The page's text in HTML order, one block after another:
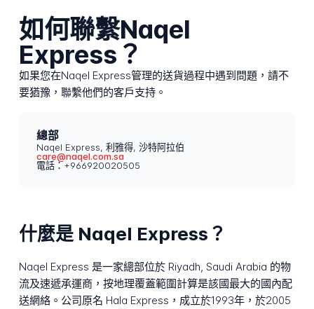
如何聯繫Naqel
Express？
如果您在Naqel Express管理的送貨過程中遇到問題，請不
要猶豫，聯繫他們的客戶支持。
總部
Naqel Express, 利雅得, 沙特阿拉伯
care@naqel.com.sa
電話：+966920020505
什麼是 Naqel Express？
Naqel Express 是一家總部位於 Riyadh, Saudi Arabia 的物
流及速遞承運商，按地理覆蓋範圍計算是該國最大的國內配
送網絡。公司原名 Hala Express，成立於1993年，於2005